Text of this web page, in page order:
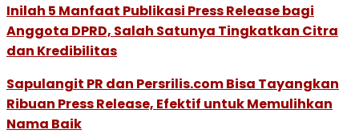
Inilah 5 Manfaat Publikasi Press Release bagi
Anggota DPRD, Salah Satunya Tingkatkan Citra
dan Kredibilitas
Sapulangit PR dan Persrilis.com Bisa Tayangkan
Ribuan Press Release, Efektif untuk Memulihkan
Nama Baik